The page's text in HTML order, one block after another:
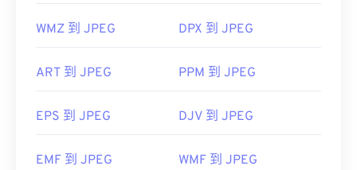
WMZ 到 JPEG DPX 到 JPEG
ART 到 JPEG PPM 到 JPEG
EPS 到 JPEG DJV 到 JPEG
EMF 到 JPEG WMF 到 JPEG